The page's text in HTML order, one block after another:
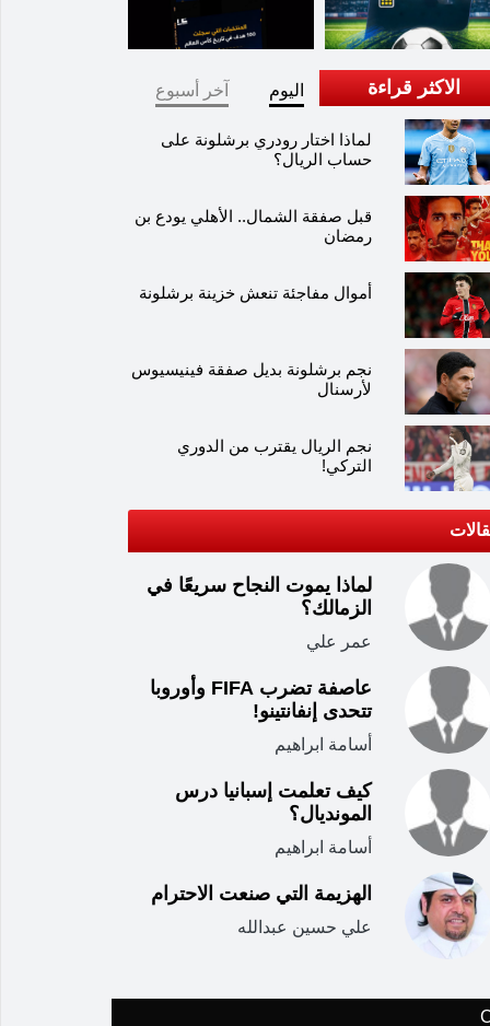
الاكثر قراءة اليوم آخر أسبوع
لماذا اختار رودري برشلونة على
حساب الريال؟
قبل صفقة الشمال.. الأهلي يودع بن
رمضان
أموال مفاجئة تنعش خزينة برشلونة
نجم برشلونة بديل صفقة فينيسيوس
لأرسنال
نجم الريال يقترب من الدوري
التركي!
لماذا يموت النجاح سريعًا في
الزمالك؟
عمر علي
عاصفة تضرب FIFA وأوروبا
تتحدى إنفانتينو!
أسامة ابراهيم
كيف تعلمت إسبانيا درس
المونديال؟
أسامة ابراهيم
الهزيمة التي صنعت الاحترام
علي حسين عبدالله